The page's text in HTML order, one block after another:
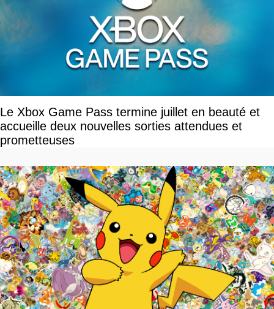
Le Xbox Game Pass termine juillet en beauté et
accueille deux nouvelles sorties attendues et
prometteuses